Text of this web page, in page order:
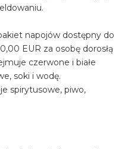
napojów dostępny do
EUR za osobę dorosłą
czerwone i białe
soki i wodę.
spirytusowe, piwo,